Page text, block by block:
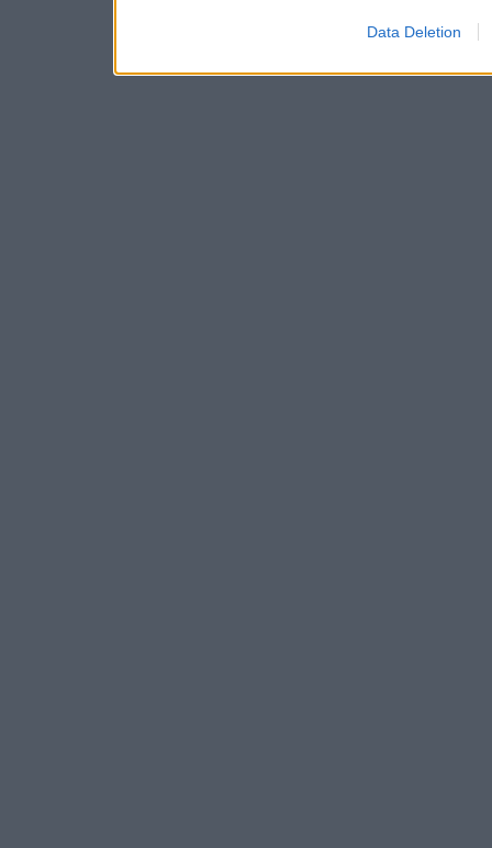
Data Deletion